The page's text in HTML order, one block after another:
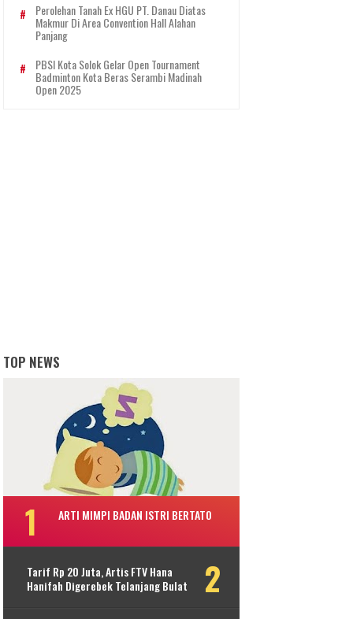
Perolehan Tanah Ex HGU PT. Danau Diatas
Makmur Di Area Convention Hall Alahan
Panjang
PBSI Kota Solok Gelar Open Tournament
Badminton Kota Beras Serambi Madinah
Open 2025
TOP NEWS
ARTI MIMPI BADAN ISTRI BERTATO
Tarif Rp 20 Juta, Artis FTV Hana
Hanifah Digerebek Telanjang Bulat